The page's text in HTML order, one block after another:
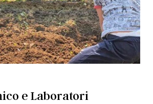
e Laboratori